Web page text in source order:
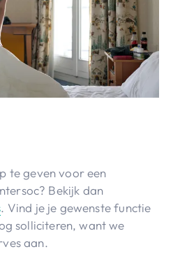
te geven voor een
Bekijk dan
. Vind je je gewenste functie
solliciteren, want we
aan.